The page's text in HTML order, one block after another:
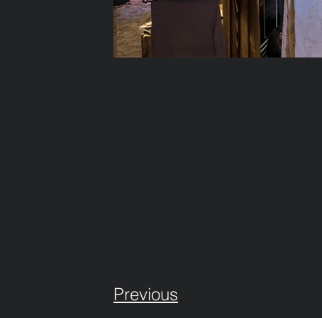
Previous